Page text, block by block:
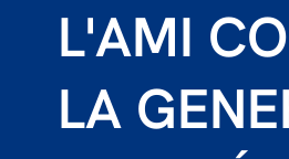
L'AMI
LA